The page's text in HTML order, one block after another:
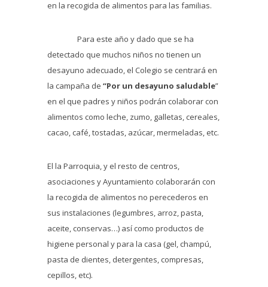
en la recogida de alimentos para las familias.
Para este año y dado que se ha
detectado que muchos niños no tienen un
desayuno adecuado, el Colegio se centrará en
la campaña de “Por un desayuno saludable”
en el que padres y niños podrán colaborar con
alimentos como leche, zumo, galletas, cereales,
cacao, café, tostadas, azúcar, mermeladas, etc.
El la Parroquia, y el resto de centros,
asociaciones y Ayuntamiento colaborarán con
la recogida de alimentos no perecederos en
sus instalaciones (legumbres, arroz, pasta,
aceite, conservas…) así como productos de
higiene personal y para la casa (gel, champú,
pasta de dientes, detergentes, compresas,
cepillos, etc).